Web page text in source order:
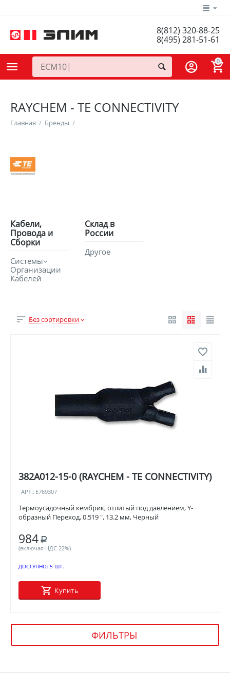
8(812) 320-88-25
8(495) 281-51-61
0
RAYCHEM - TE CONNECTIVITY
Главная / Бренды /
Кабели,
Провода и
Сборки
Системы
Организации
Кабелей
Склад в
России
Другое
Без сортировки
382A012-15-0 (RAYCHEM - TE CONNECTIVITY)
АРТ.: E769307
Термоусадочный кембрик, отлитый под давлением, Y-
образный Переход, 0.519 ", 13.2 мм, Черный
984 Р
(включая НДС 22%)
ДОСТУПНО: 5 ШТ.
Купить
ФИЛЬТРЫ